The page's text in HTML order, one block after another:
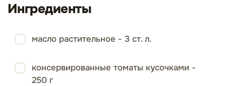
Ингредиенты
масло растительное - 3 ст. л.
консервированные томаты кусочками -
250 г